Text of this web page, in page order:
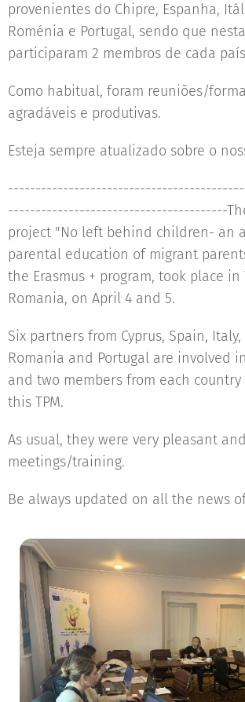
provenientes do Chipre, Espanha,
Roménia e Portugal, sendo que nesta
participaram 2 membros de cada
Como habitual, foram reuniões/
agradáveis e produtivas.
Esteja sempre atualizado sobre o
----------------------------------------The
project "No left behind children- an
parental education of migrant
the Erasmus + program, took place in
Romania, on April 4 and 5.
Six partners from Cyprus, Spain, Italy,
Romania and Portugal are involved
and two members from each
this TPM.
As usual, they were very pleasant
meetings/training.
Be always updated on all the news